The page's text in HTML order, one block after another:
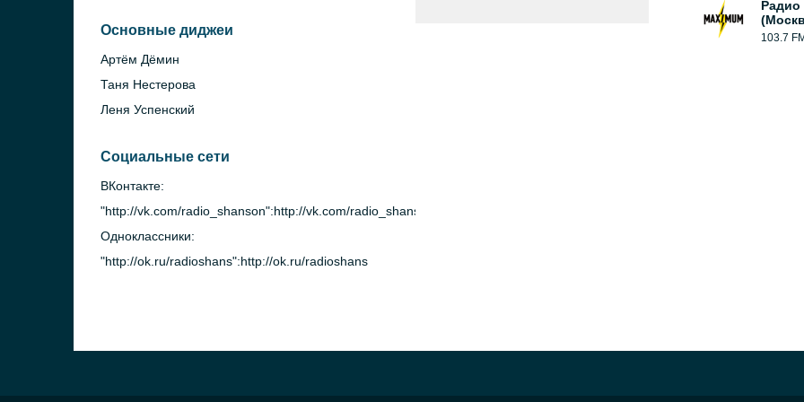
Основные диджеи
Артём Дёмин
Таня Нестерова
Леня Успенский
Социальные сети
ВКонтакте:
"http://vk.com/radio_shanson":http://vk.com/radio_shanson
Одноклассники:
"http://ok.ru/radioshans":http://ok.ru/radioshans
103.7 FM